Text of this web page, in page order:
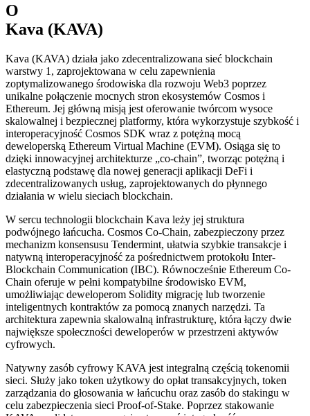
O
Kava (KAVA)
Kava (KAVA) działa jako zdecentralizowana sieć blockchain
warstwy 1, zaprojektowana w celu zapewnienia
zoptymalizowanego środowiska dla rozwoju Web3 poprzez
unikalne połączenie mocnych stron ekosystemów Cosmos i
Ethereum. Jej główną misją jest oferowanie twórcom wysoce
skalowalnej i bezpiecznej platformy, która wykorzystuje szybkość i
interoperacyjność Cosmos SDK wraz z potężną mocą
deweloperską Ethereum Virtual Machine (EVM). Osiąga się to
dzięki innowacyjnej architekturze „co-chain”, tworząc potężną i
elastyczną podstawę dla nowej generacji aplikacji DeFi i
zdecentralizowanych usług, zaprojektowanych do płynnego
działania w wielu sieciach blockchain.
W sercu technologii blockchain Kava leży jej struktura
podwójnego łańcucha. Cosmos Co-Chain, zabezpieczony przez
mechanizm konsensusu Tendermint, ułatwia szybkie transakcje i
natywną interoperacyjność za pośrednictwem protokołu Inter-
Blockchain Communication (IBC). Równocześnie Ethereum Co-
Chain oferuje w pełni kompatybilne środowisko EVM,
umożliwiając deweloperom Solidity migrację lub tworzenie
inteligentnych kontraktów za pomocą znanych narzędzi. Ta
architektura zapewnia skalowalną infrastrukturę, która łączy dwie
największe społeczności deweloperów w przestrzeni aktywów
cyfrowych.
Natywny zasób cyfrowy KAVA jest integralną częścią tokenomii
sieci. Służy jako token użytkowy do opłat transakcyjnych, token
zarządzania do głosowania w łańcuchu oraz zasób do stakingu w
celu zabezpieczenia sieci Proof-of-Stake. Poprzez stakowanie